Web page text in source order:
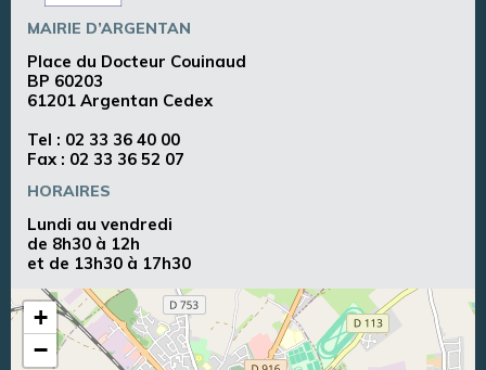
MAIRIE D’ARGENTAN
Place du Docteur Couinaud
BP 60203
61201 Argentan Cedex
Tel : 02 33 36 40 00
Fax : 02 33 36 52 07
HORAIRES
Lundi au vendredi
de 8h30 à 12h
et de 13h30 à 17h30
+
−